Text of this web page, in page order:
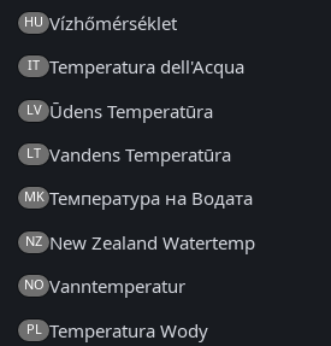
HU Vízhőmérséklet
IT Temperatura dell'Acqua
LV Ūdens Temperatūra
LT Vandens Temperatūra
MK Температура на Водата
NZ New Zealand Watertemp
NO Vanntemperatur
PL Temperatura Wody